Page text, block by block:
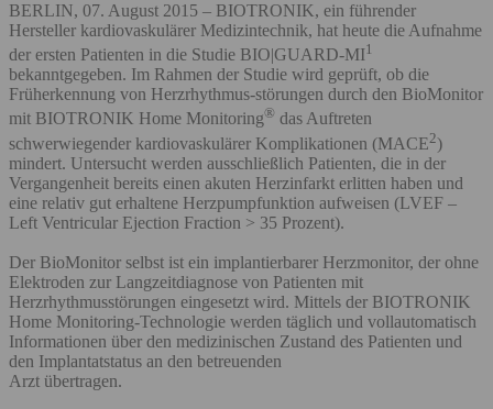
BERLIN, 07. August 2015 – BIOTRONIK, ein führender
Hersteller kardiovaskulärer Medizintechnik, hat heute die Aufnahme
der ersten Patienten in die Studie BIO|GUARD-MI1
bekanntgegeben. Im Rahmen der Studie wird geprüft, ob die
Früherkennung von Herzrhythmus-störungen durch den BioMonitor
mit BIOTRONIK Home Monitoring® das Auftreten
schwerwiegender kardiovaskulärer Komplikationen (MACE2)
mindert. Untersucht werden ausschließlich Patienten, die in der
Vergangenheit bereits einen akuten Herzinfarkt erlitten haben und
eine relativ gut erhaltene Herzpumpfunktion aufweisen (LVEF –
Left Ventricular Ejection Fraction > 35 Prozent).
Der BioMonitor selbst ist ein implantierbarer Herzmonitor, der ohne
Elektroden zur Langzeitdiagnose von Patienten mit
Herzrhythmusstörungen eingesetzt wird. Mittels der BIOTRONIK
Home Monitoring-Technologie werden täglich und vollautomatisch
Informationen über den medizinischen Zustand des Patienten und
den Implantatstatus an den betreuenden
Arzt übertragen.